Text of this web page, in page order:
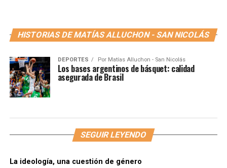
HISTORIAS DE MATÍAS ALLUCHON - SAN NICOLÁS
DEPORTES Por Matías Alluchon - San Nicolás
Los bases argentinos de básquet: calidad
asegurada de Brasil
SEGUIR LEYENDO
La ideología, una cuestión de género